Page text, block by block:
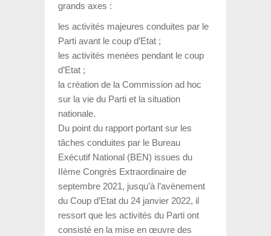
grands axes :
les activités majeures conduites par le
Parti avant le coup d’Etat ;
les activités menées pendant le coup
d’Etat ;
la création de la Commission ad hoc
sur la vie du Parti et la situation
nationale.
Du point du rapport portant sur les
tâches conduites par le Bureau
Exécutif National (BEN) issues du
IIème Congrès Extraordinaire de
septembre 2021, jusqu’à l’avènement
du Coup d’Etat du 24 janvier 2022, il
ressort que les activités du Parti ont
consisté en la mise en œuvre des